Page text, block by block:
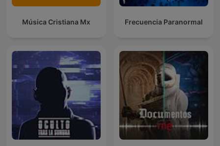
Música Cristiana Mx Frecuencia Paranormal